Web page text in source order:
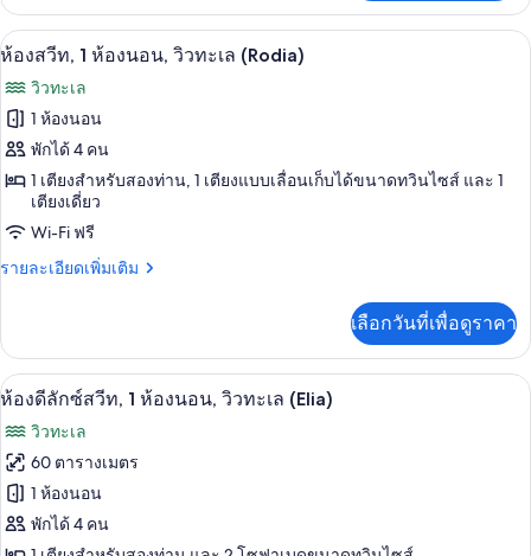
ทะเล
(Kallisti)
เกี่ยว
กับ
ห้อง
ท,
อ่าง
น้ำ
ร้อน,
วิว
ทะเล
(Kallisti)
เปิด
ภาพถ่าย
ทั้งหมด
ของ
ห้อง
ห้อง
วิว
ทะเล
(Rodia)
ห้องสวีท, 1 ห้องนอน, วิวทะเล (Rodia)
19
ห้องสวีท, 1 ห้องนอน, วิวทะเล (Rodia)
วิวทะเล
1 ห้องนอน
พักได้ 4 คน
1 เตียงสำหรับสองท่าน, 1 เตียงแบบเลื่อนเก็บได้ขนาดทวินไซส์ และ 1
เตียงเดี่ยว
Wi-Fi ฟรี
รายละเอียดเพิ่มเติม
ราย
เกี่ยว
กับ
ห้อง
ท,
ห้อง
นอน,
วิว
ทะเล
เลือกวันที่เพื่อดูราคา
เปิด
ภาพถ่าย
ทั้งหมด
ของ
ห้อง
ห้องดีลักซ์สวีท, 1 ห้องนอน, วิวทะเล
16
ห้องดีลักซ์สวีท, 1 ห้องนอน, วิวทะเล (Elia)
วิวทะเล
60 ตารางเมตร
1 ห้องนอน
พักได้ 4 คน